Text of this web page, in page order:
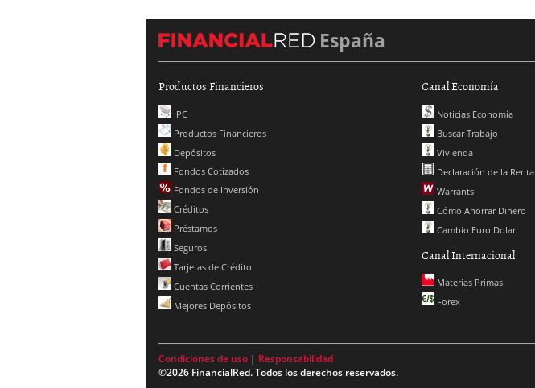
España
Productos Financieros
IPC
Productos Financieros
Depósitos
Fondos Cotizados
Fondos de Inversión
Créditos
Préstamos
Seguros
Tarjetas de Crédito
Cuentas Corrientes
Mejores Depósitos
Canal Economía
Noticias Economía
Buscar Trabajo
Vivienda
Declaración de la Renta
Warrants
Cómo Ahorrar Dinero
Cambio Euro Dolar
Canal Internacional
Materias Primas
Forex
Condiciones de uso | Responsabilidad
©2026 FinancialRed. Todos los derechos reservados.